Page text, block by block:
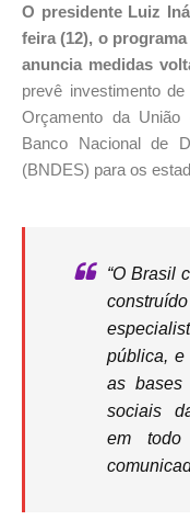
O presidente Luiz
feira (12), o
anuncia medidas
prevê investimento
Orçamento da
Banco Nacional de
(BNDES) para os
“O Brasil
pública, e
as bases
sociais
em todo